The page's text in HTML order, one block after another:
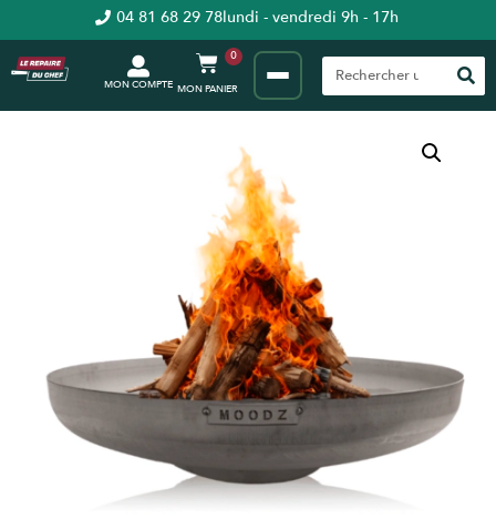
04 81 68 29 78lundi - vendredi 9h - 17h
MON COMPTE
0